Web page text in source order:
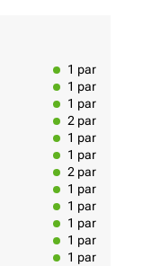
1 par
1 par
1 par
2 par
1 par
1 par
2 par
1 par
1 par
1 par
1 par
1 par